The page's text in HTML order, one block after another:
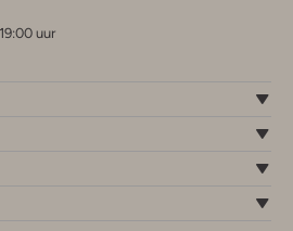
uur